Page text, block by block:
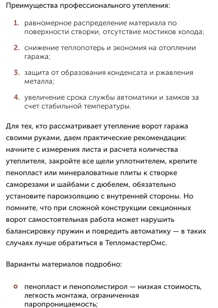
Преимущества профессионального утепления:
равномерное распределение материала по
поверхности створки, отсутствие мостиков холода;
снижение теплопотерь и экономия на отоплении
гаража;
защита от образования конденсата и ржавления
металла;
увеличение срока службы автоматики и замков за
счет стабильной температуры.
Для тех, кто рассматривает утепление ворот гаража
своими руками, даем практические рекомендации:
начните с измерения листа и расчета количества
утеплителя, закройте все щели уплотнителем, крепите
пенопласт или минераловатные плиты к створке
саморезами и шайбами с дюбелем, обязательно
установите пароизоляцию с внутренней стороны. Но
помните, что при сложной конструкции секционных
ворот самостоятельная работа может нарушить
балансировку пружин и повредить автоматику — в таких
случаях лучше обратиться в ТепломастерОмс.
Варианты материалов подробно:
пенопласт и пенополистирол — низкая стоимость,
легкость монтажа, ограниченная
паропроницаемость;